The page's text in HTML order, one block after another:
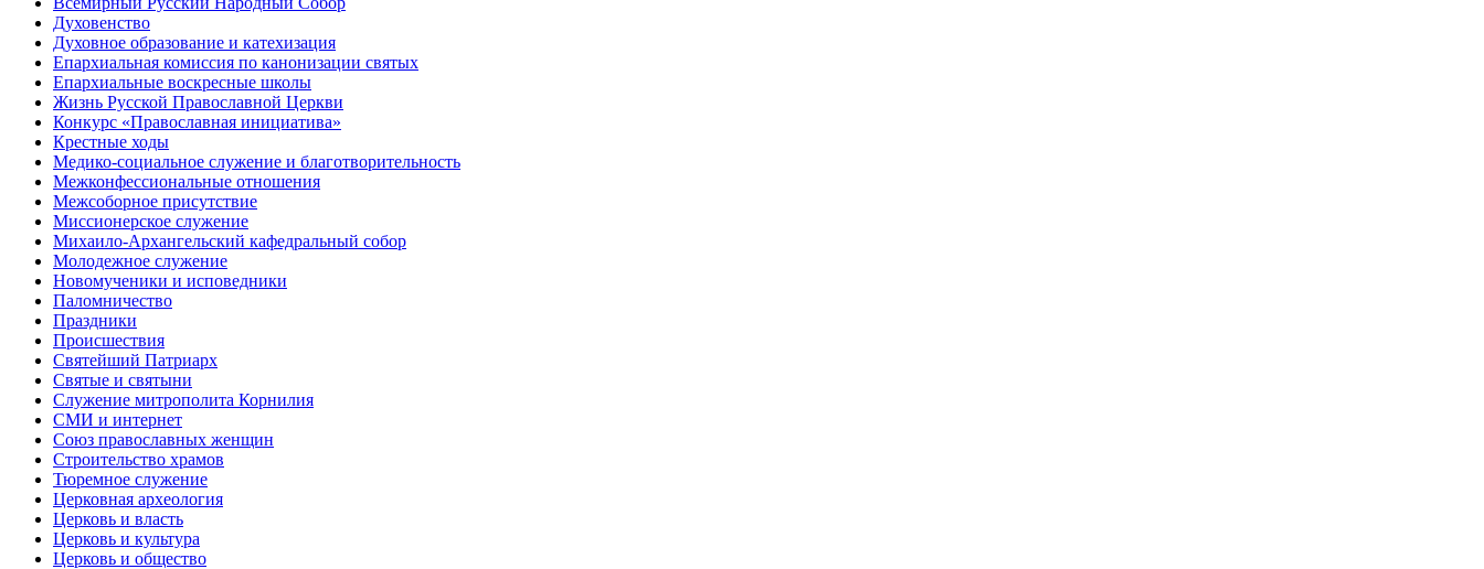
Духовенство
Духовное образование и катехизация
Епархиальная комиссия по канонизации святых
Епархиальные воскресные школы
Жизнь Русской Православной Церкви
Конкурс «Православная инициатива»
Крестные ходы
Медико-социальное служение и благотворительность
Межконфессиональные отношения
Межсоборное присутствие
Миссионерское служение
Михаило-Архангельский кафедральный собор
Молодежное служение
Новомученики и исповедники
Паломничество
Праздники
Происшествия
Святейший Патриарх
Святые и святыни
Служение митрополита Корнилия
СМИ и интернет
Союз православных женщин
Строительство храмов
Тюремное служение
Церковная археология
Церковь и власть
Церковь и культура
Церковь и общество